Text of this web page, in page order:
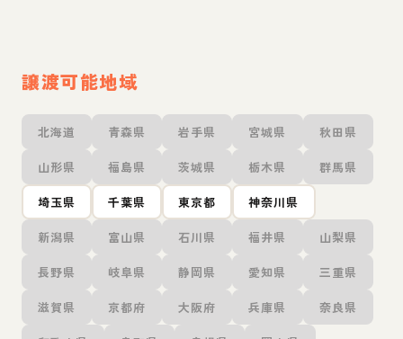
譲渡可能地域
北海道 青森県 岩手県 宮城県 秋田県
山形県 福島県 茨城県 栃木県 群馬県
埼玉県 千葉県 東京都 神奈川県
新潟県 富山県 石川県 福井県 山梨県
長野県 岐阜県 静岡県 愛知県 三重県
滋賀県 京都府 大阪府 兵庫県 奈良県